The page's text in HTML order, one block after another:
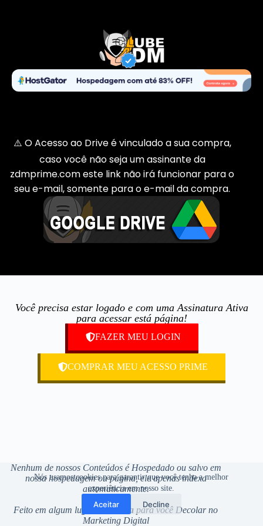
Nós usamos cookies para garantir que você tenha a melhor
experiência em nosso site.
Aceitar Decline
⚠️ O Acesso ao Drive é vinculado a sua compra,
caso você não seja um assinante da
zdmprime.com este link não irá funcionar para o
seu e-mail, somente para o e-mail da compra.
Você precisa estar logado e com uma Assinatura Ativa
para acessar está página!
FAZER MEU LOGIN
COMPRAR MEU ACESSO PRIME
Nenhum de nossos Conteúdos é Hospedado ou salvo em
nossa hospedagem ou página, ele apenas indexa
automaticamente.
Feito em algum lugar deLisboa para você Decolar no
Marketing Digital